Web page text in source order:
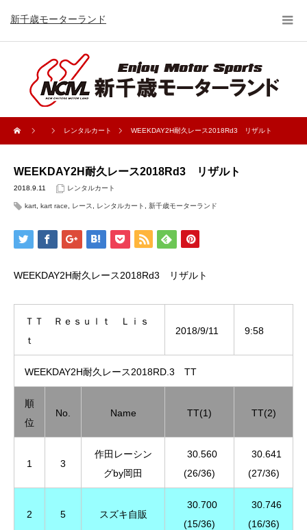
新千歳モーターランド
レンタルカート WEEKDAY2H耐久レース2018Rd3 リザルト
WEEKDAY2H耐久レース2018Rd3 リザルト
2018.9.11 レンタルカート
kart kart race レース レンタルカート 新千歳モーターランド
WEEKDAY2H耐久レース2018Rd3 リザルト
ＴＴ Ｒｅｓｕｌｔ Ｌｉｓ
ｔ
2018/9/11 9:58
WEEKDAY2H耐久レース2018RD.3 TT
順
位
No. Name TT(1) TT(2)
1 3
作田レーシン
グby岡田
30.560
(26/36)
30.641
(27/36)
2 5 スズキ自販
30.700
(15/36)
30.746
(16/36)